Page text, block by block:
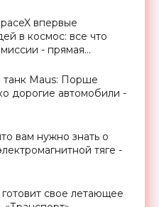
впервые
в космос: все что
- прямая
танк Maus: Порше
дорогие автомобили -
вам нужно знать о
тяге -
свое летающее